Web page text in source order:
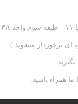
برخوردار میشوید.)
ما همراه باشید.